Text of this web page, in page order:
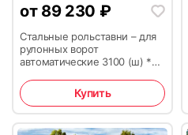
от 89 230 ₽
Стальные рольставни – для
рулонных ворот
автоматические 3100 (ш) *
Купить